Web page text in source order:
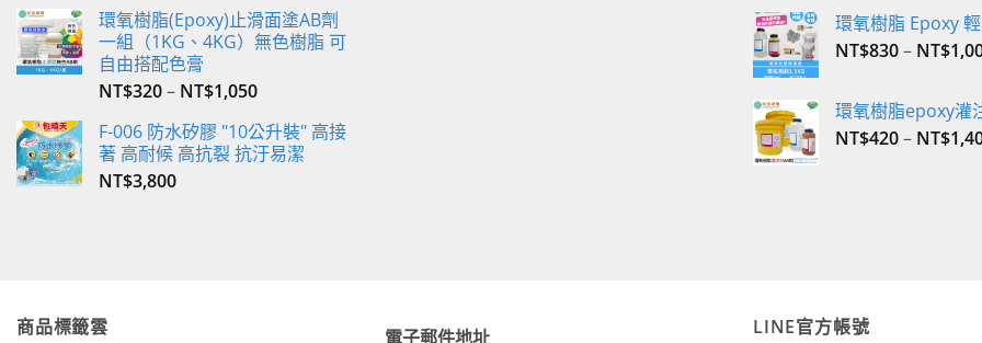
環氧樹脂(Epoxy)止滑面塗AB劑
一組（1KG、4KG）無色樹脂 可
自由搭配色膏
NT$320– NT$1,050
F-006 防水矽膠 "10公升裝" 高接
著 高耐候 高抗裂 抗汙易潔
NT$3,800
環氧樹脂 Epoxy
NT$830– NT$
環氧樹脂epoxy灌
NT$420– NT$
商品標籤雲
電子郵件地址
LINE官方帳號